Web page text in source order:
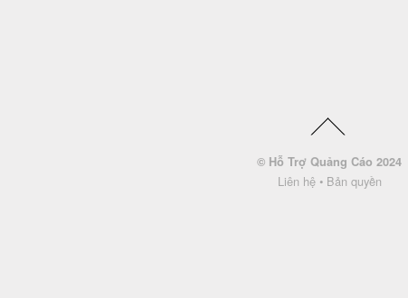
© Hỗ Trợ Quảng Cáo 2024
Liên hệ • Bản quyền